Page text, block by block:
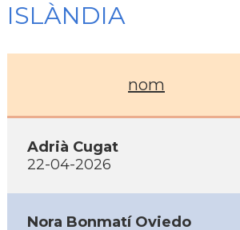
ISLÀNDIA
nom
Adrià Cugat
22-04-2026
Nora Bonmatí­ Oviedo